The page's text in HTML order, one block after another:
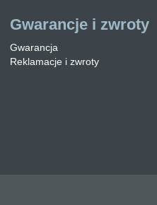
Gwarancje i zwroty
Gwarancja
Reklamacje i zwroty